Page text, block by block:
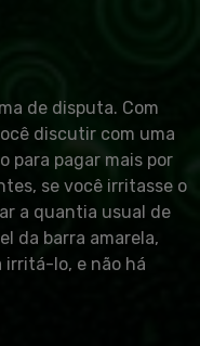
de disputa. Com
discutir com uma
para pagar mais por
se você irritasse o
a quantia usual de
da barra amarela,
irritá-lo, e não há